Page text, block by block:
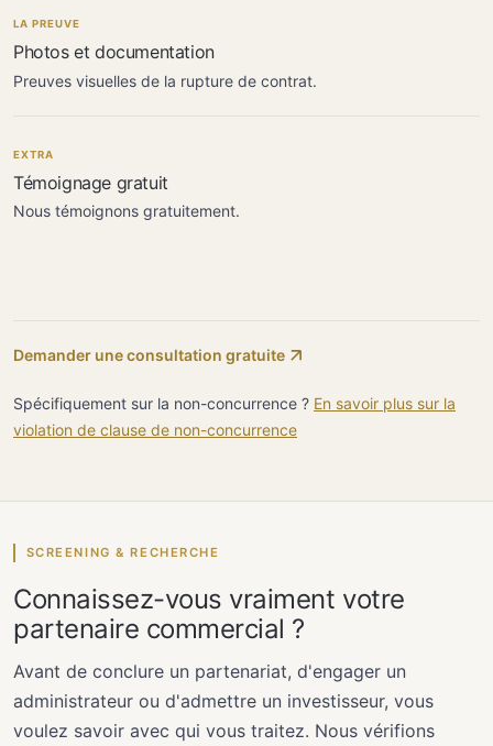
LA PREUVE
Photos et documentation
Preuves visuelles de la rupture de contrat.
EXTRA
Témoignage gratuit
Nous témoignons gratuitement.
Demander une consultation gratuite
Spécifiquement sur la non-concurrence ? En savoir plus sur la
violation de clause de non-concurrence
SCREENING & RECHERCHE
Connaissez-vous vraiment votre
partenaire commercial ?
Avant de conclure un partenariat, d'engager un
administrateur ou d'admettre un investisseur, vous
voulez savoir avec qui vous traitez. Nous vérifions